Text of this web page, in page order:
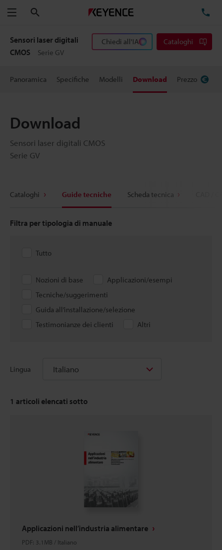
Menu
Sensori laser digitali
CMOS
Serie GV
Chiedi all'IA Cataloghi
Panoramica Specifiche Modelli Download Prezzo
Download
Sensori laser digitali CMOS
Serie GV
Cataloghi Guide tecniche Scheda tecnica
Filtra per tipologia di manuale
Tutto
Nozioni di base
Applicazioni/esempi
Tecniche/suggerimenti
Guida all’installazione/selezione
Testimonianze dei clienti
Altri
Lingua Italiano
1 articoli elencati sotto
Applicazioni nell’industria alimentare
PDF: 3.1MB / Italiano